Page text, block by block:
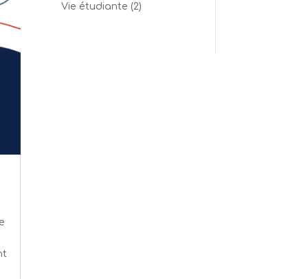
Vie étudiante (2)